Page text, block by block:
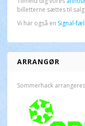
billetterne sættes til salg.
Vi har også en Signal-
ARRANGØR
Sommerhack